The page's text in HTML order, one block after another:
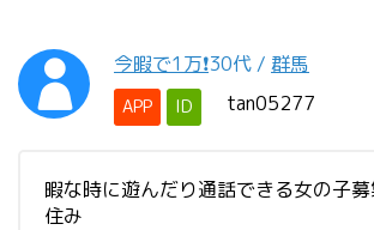
今暇で1万❗️30代 / 群馬
APP ID tan05277
暇な時に遊んだり通話できる女の子
住み